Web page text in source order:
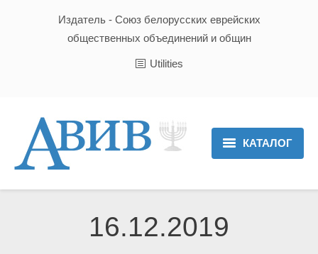
Издатель - Союз белорусских еврейских
общественных объединений и общин
Utilities
КАТАЛОГ
16.12.2019